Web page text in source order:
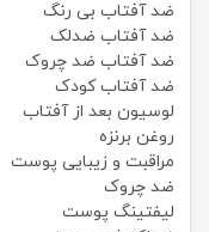
ضد آفتاب بی رنگ
ضد آفتاب ضدلک
ضد آفتاب ضد چروک
ضد آفتاب کودک
لوسیون بعد از آفتاب
روغن برنزه
مراقبت و زیبایی پوست
ضد چروک
لیفتینگ پوست